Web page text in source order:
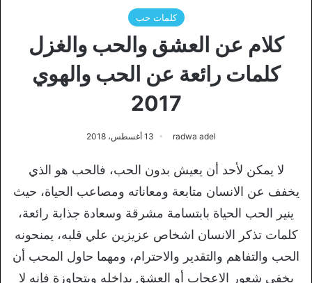
كلمات حب
كلام عن العشق والحب والغزل
كلمات رائعة عن الحب والهوي
2017
radwa adel 13 أغسطس، 2018
لا يمكن لأحد أن يعيش بدون الحب، فالحب هو الذي
يخفف عن الانسان متابعة ومعاناته ومصاعب الحياة، حيث
ينير الحب الحياة بابتسامة مشرقة وسعادة جذابة رائعة،
كلمات تذكر الانسان اشخاص عزيزين علي قلبه، يمنحونه
الحب والتفاهم والتقدير والاحترام، ومهما حاول المحب أن
يخفي شعور الاعجاب أو العشق بداخله ويتجاوزة فإنه لا